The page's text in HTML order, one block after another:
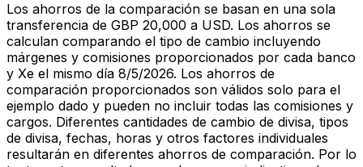
Los ahorros de la comparación se basan en una sola
transferencia de GBP 20,000 a USD. Los ahorros se
calculan comparando el tipo de cambio incluyendo
márgenes y comisiones proporcionados por cada banco
y Xe el mismo día 8/5/2026. Los ahorros de
comparación proporcionados son válidos solo para el
ejemplo dado y pueden no incluir todas las comisiones y
cargos. Diferentes cantidades de cambio de divisa, tipos
de divisa, fechas, horas y otros factores individuales
resultarán en diferentes ahorros de comparación. Por lo